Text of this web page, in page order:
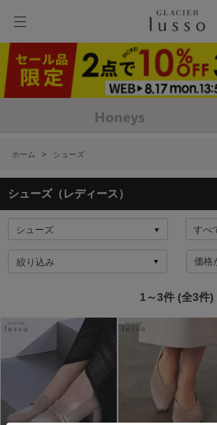
ホーム > シューズ
シューズ（レディース）
絞り込み
1～3件 (全3件)